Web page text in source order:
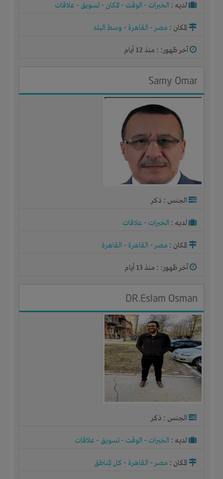
لديـه : الخبرات - الوقت - المكان - تسويق - علاقات
المكان : مصر- القاهرة - وسط البلد
آخر ظهور: : منذ 12 أيام
Samy Omar
الجنس : ذكر
لديـه : الخبرات - علاقات
المكان : مصر- القاهرة - القاهرة
آخر ظهور: : منذ 13 أيام
DR.Eslam Osman
الجنس : ذكر
لديـه : الخبرات - الوقت - تسويق - علاقات
المكان : مصر- القاهرة - كل المناطق